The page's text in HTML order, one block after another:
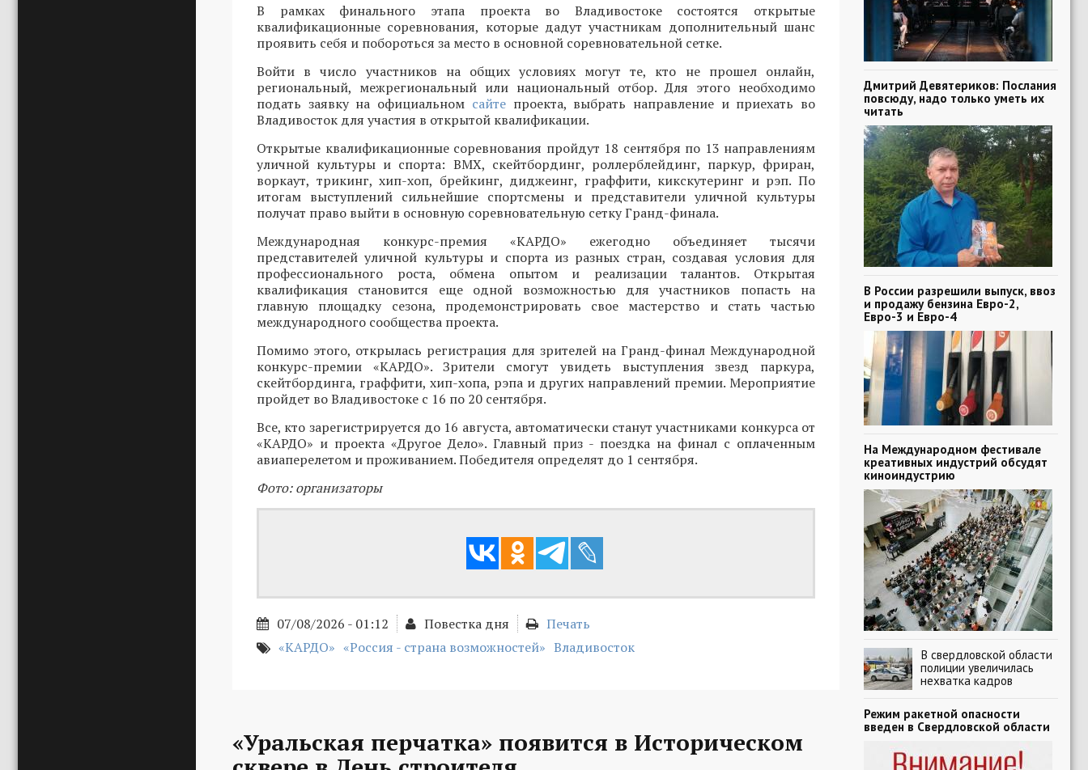
В рамках финального этапа проекта во Владивостоке состоятся открытые
квалификационные соревнования, которые дадут участникам дополнительный шанс
проявить себя и побороться за место в основной соревновательной сетке.
Войти в число участников на общих условиях могут те, кто не прошел онлайн,
региональный, межрегиональный или национальный отбор. Для этого необходимо
подать заявку на официальном сайтепроекта, выбрать направление и приехать во
Владивосток для участия в открытой квалификации.
Открытые квалификационные соревнования пройдут 18 сентября по 13 направлениям
уличной культуры и спорта: BMX, скейтбординг, роллерблейдинг, паркур, фриран,
воркаут, трикинг, хип-хоп, брейкинг, диджеинг, граффити, кикскутеринг и рэп. По
итогам выступлений сильнейшие спортсмены и представители уличной культуры
получат право выйти в основную соревновательную сетку Гранд-финала.
Международная конкурс-премия «КАРДО» ежегодно объединяет тысячи
представителей уличной культуры и спорта из разных стран, создавая условия для
профессионального роста, обмена опытом и реализации талантов. Открытая
квалификация становится еще одной возможностью для участников попасть на
главную площадку сезона, продемонстрировать свое мастерство и стать частью
международного сообщества проекта.
Помимо этого, открылась регистрация для зрителей на Гранд-финал Международной
конкурс-премии «КАРДО». Зрители смогут увидеть выступления звезд паркура,
скейтбординга, граффити, хип-хопа, рэпа и других направлений премии. Мероприятие
пройдет во Владивостоке с 16 по 20 сентября.
Все, кто зарегистрируется до 16 августа, автоматически станут участниками конкурса от
«КАРДО» и проекта «Другое Дело». Главный приз - поездка на финал с оплаченным
авиаперелетом и проживанием. Победителя определят до 1 сентября.
Фото: организаторы
07/08/2026 - 01:12 Повестка дня
Печать
«КАРДО» «Россия - страна возможностей» Владивосток
«Уральская перчатка» появится в Историческом
Дмитрий Девятериков: Послания
повсюду, надо только уметь их
читать
В России разрешили выпуск, ввоз
и продажу бензина Евро-2,
Евро-3 и Евро-4
На Международном фестивале
креативных индустрий обсудят
киноиндустрию
В свердловской области
полиции увеличилась
нехватка кадров
Режим ракетной опасности
введен в Свердловской области